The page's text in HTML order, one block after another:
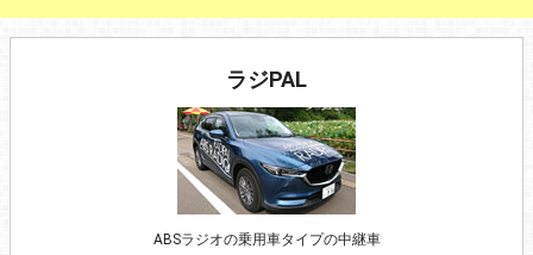
ラジPAL
ABSラジオの乗用車タイプの中継車